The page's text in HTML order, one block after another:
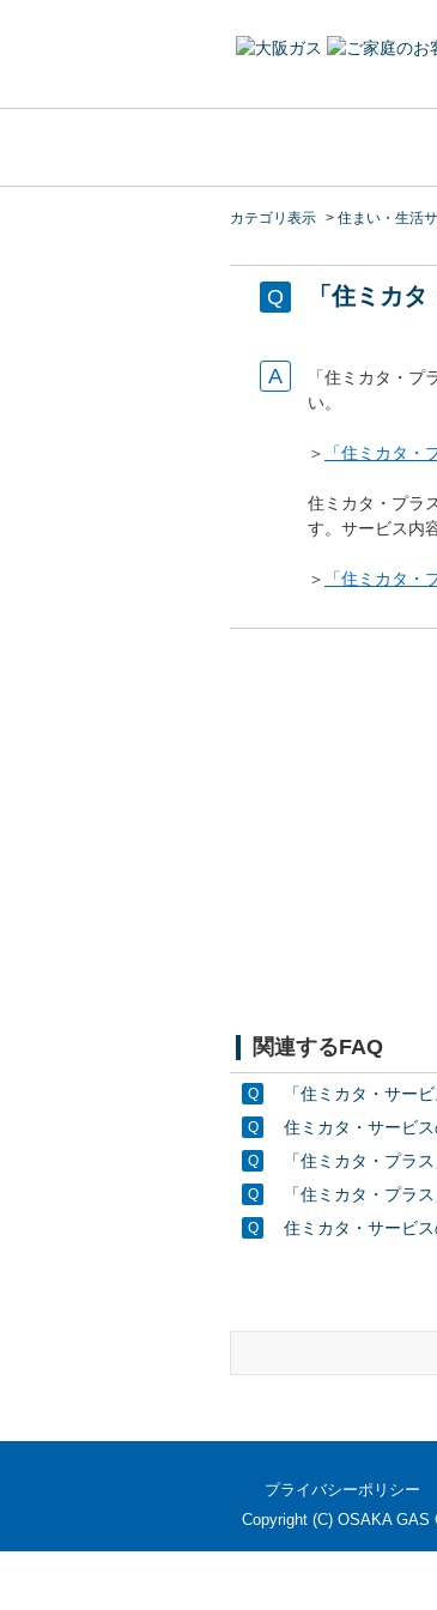
カテゴリ表示 > 住まい・生活
「住ミカ
「住ミカタ・
い。
＞ 「住ミカタ・
住ミカタ・プラ
す。サービス内
＞ 「住ミカタ・
関連するFAQ
「住ミカタ・サー
住ミカタ・サービ
「住ミカタ・プラ
「住ミカタ・プラ
住ミカタ・サービ
プライバシーポリシー
Copyright (C) OSAKA GAS